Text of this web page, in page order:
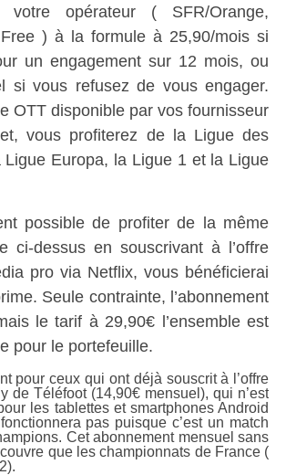
votre opérateur ( SFR/Orange,
) à la formule à 25,90/mois si
un engagement sur 12 mois, ou
si vous refusez de vous engager.
OTT disponible par vos fournisseur
vous profiterez de la Ligue des
Ligue Europa, la Ligue 1 et la Ligue
possible de profiter de la même
ci-dessus en souscrivant à l’offre
pro via Netflix, vous bénéficierai
Seule contrainte, l’abonnement
le tarif à 29,90€ l’ensemble est
pour le portefeuille.
pour ceux qui ont déjà souscrit à l’offre
de Téléfoot (14,90€ mensuel), qui n’est
les tablettes et smartphones Android
pas puisque c’est un match
Cet abonnement mensuel sans
que les championnats de France (